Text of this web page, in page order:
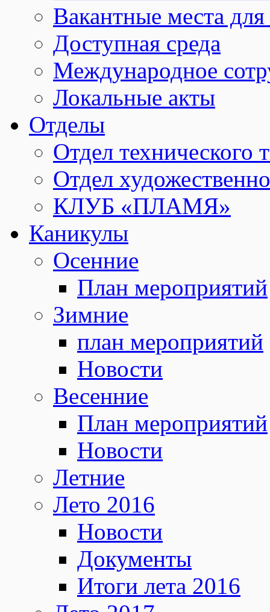
Вакантные места
Доступная среда
Международное
Локальные акты
Отделы
Отдел технического
Отдел
КЛУБ «ПЛАМЯ»
Каникулы
Осенние
План мероприятий
Зимние
план мероприятий
Новости
Весенние
План мероприятий
Новости
Летние
Лето 2016
Новости
Документы
Итоги лета 2016